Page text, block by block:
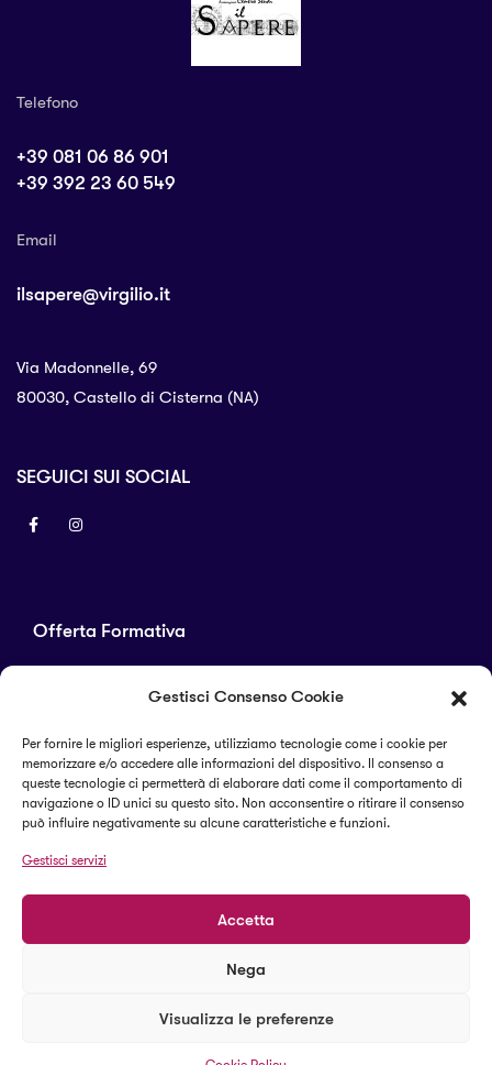
Gestisci Consenso Cookie
Per fornire le migliori esperienze, utilizziamo tecnologie come i cookie per
memorizzare e/o accedere alle informazioni del dispositivo. Il consenso a
queste tecnologie ci permetterà di elaborare dati come il comportamento di
navigazione o ID unici su questo sito. Non acconsentire o ritirare il consenso
può influire negativamente su alcune caratteristiche e funzioni.
Gestisci servizi
Accetta
Nega
Visualizza le preferenze
Offerta Formativa
Corsi di perfezionamento
Alta formazione
Telefono
+39 081 06 86 901
+39 392 23 60 549
Email
ilsapere@virgilio.it
Via Madonnelle, 69
80030, Castello di Cisterna (NA)
SEGUICI SUI SOCIAL